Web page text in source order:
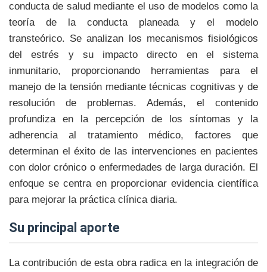
conducta de salud mediante el uso de modelos como la
teoría de la conducta planeada y el modelo
transteórico. Se analizan los mecanismos fisiológicos
del estrés y su impacto directo en el sistema
inmunitario, proporcionando herramientas para el
manejo de la tensión mediante técnicas cognitivas y de
resolución de problemas. Además, el contenido
profundiza en la percepción de los síntomas y la
adherencia al tratamiento médico, factores que
determinan el éxito de las intervenciones en pacientes
con dolor crónico o enfermedades de larga duración. El
enfoque se centra en proporcionar evidencia científica
para mejorar la práctica clínica diaria.
su principal aporte
La contribución de esta obra radica en la integración de